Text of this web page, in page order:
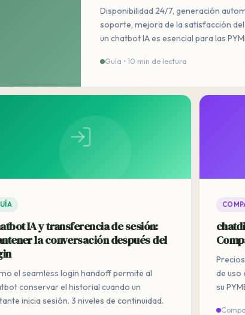
Disponibilidad 24/7, generación
soporte, mejora de la satisfacción
un chatbot IA es esencial para las
Guía • 10 min de lectura
IA y transferencia de sesión:
la conversación después del
el seamless login handoff permite al
conservar el historial cuando un
inicia sesión. 3 niveles de continuidad.
de uso
su